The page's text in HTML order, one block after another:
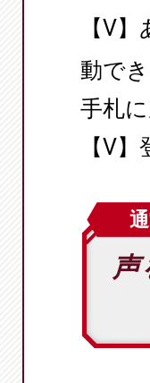
【V
動で
手札
【V
声